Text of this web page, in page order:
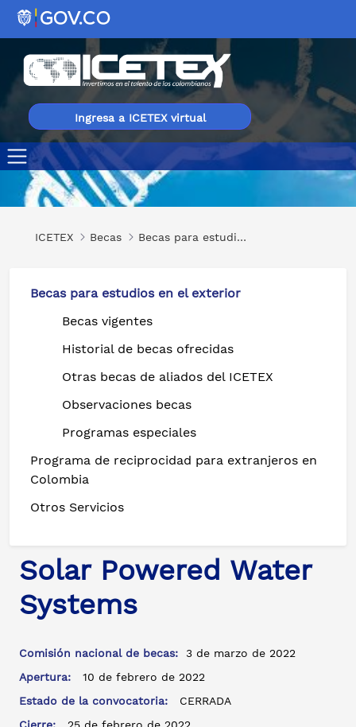
Ingresa a ICETEX virtual
Solar Powered Water Systems
ICETEX Becas Becas para estudios en el exterior
Becas para estudios en el exterior
Becas vigentes
Historial de becas ofrecidas
Otras becas de aliados del ICETEX
Observaciones becas
Programas especiales
Programa de reciprocidad para extranjeros en
Colombia
Otros Servicios
Solar Powered Water
Systems
Comisión nacional de becas: 3 de marzo de 2022
Apertura:
10 de febrero de 2022
Estado de la convocatoria:
CERRADA